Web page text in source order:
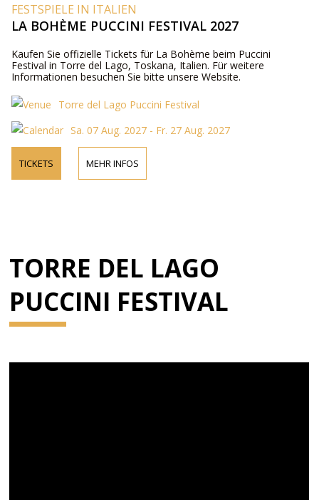
FESTSPIELE IN ITALIEN
LA BOHÈME PUCCINI FESTIVAL 2027
Kaufen Sie offizielle Tickets für La Bohème beim Puccini
Festival in Torre del Lago, Toskana, Italien. Für weitere
Informationen besuchen Sie bitte unsere Website.
Torre del Lago Puccini Festival
Sa. 07 Aug. 2027 - Fr. 27 Aug. 2027
TICKETS MEHR INFOS
TORRE DEL LAGO
PUCCINI FESTIVAL